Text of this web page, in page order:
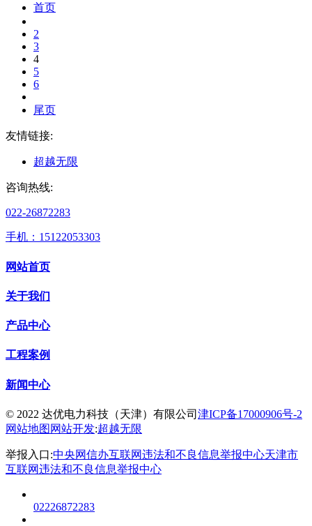
首页
2
3
4
5
6
尾页
友情链接:
超越无限
咨询热线:
022-26872283
手机：15122053303
网站首页
关于我们
产品中心
工程案例
新闻中心
© 2022 达优电力科技（天津）有限公司 津ICP备17000906号-2
网站地图 网站开发:超越无限
举报入口:中央网信办互联网违法和不良信息举报中心天津市
互联网违法和不良信息举报中心
02226872283